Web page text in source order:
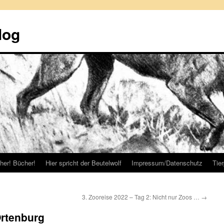
Bücher! Hier spricht der Beutelwolf Impressum/Datenschutz
3. Zooreise 2022 – Tag 2: Nicht nur Zoos … →